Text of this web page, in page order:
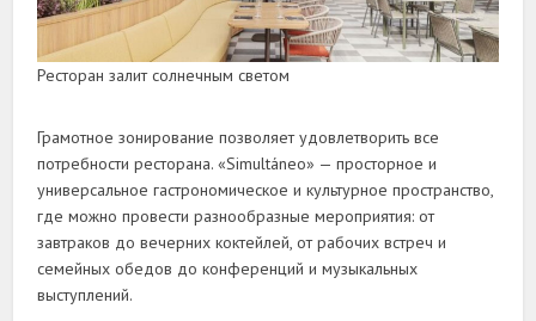
Ресторан залит солнечным светом
Грамотное зонирование позволяет удовлетворить все
потребности ресторана. «Simultáneo» — просторное и
универсальное гастрономическое и культурное пространство,
где можно провести разнообразные мероприятия: от
завтраков до вечерних коктейлей, от рабочих встреч и
семейных обедов до конференций и музыкальных
выступлений.